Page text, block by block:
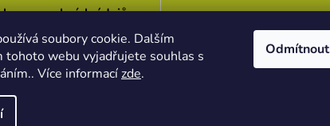
soubory cookie. Dalším
tohoto webu vyjadřujete souhlas s
Více informacízde.
Odmítnout
osobních údajů